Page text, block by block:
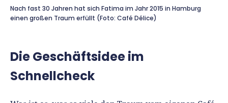
Nach fast 30 Jahren hat sich Fatima im Jahr 2015 in Hamburg
einen großen Traum erfüllt (Foto: Café Délice)
Die Geschäftsidee im
Schnellcheck